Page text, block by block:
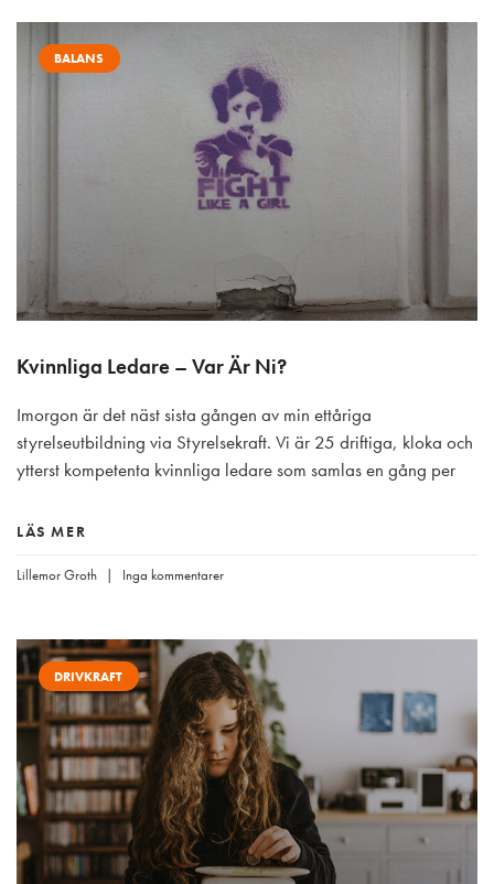
BALANS
Kvinnliga Ledare – Var Är Ni?
Imorgon är det näst sista gången av min ettåriga
styrelseutbildning via Styrelsekraft. Vi är 25 driftiga, kloka och
ytterst kompetenta kvinnliga ledare som samlas en gång per
LÄS MER
Lillemor Groth Inga kommentarer
DRIVKRAFT